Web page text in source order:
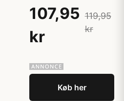
107,95
kr
119,95
kr
Køb her